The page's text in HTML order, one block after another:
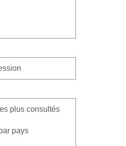
plus consultés
pays